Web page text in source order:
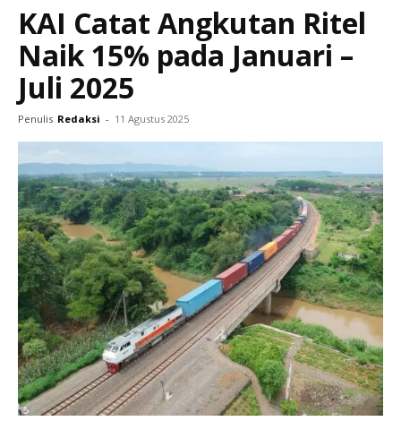
KAI Catat Angkutan Ritel
Naik 15% pada Januari –
Juli 2025
Penulis Redaksi - 11 Agustus 2025